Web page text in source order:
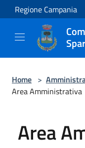
Salta al contenuto
Regione Campania
Home >
Area Amministrativa
Area